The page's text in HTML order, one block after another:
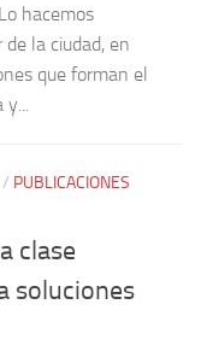
hacemos
la ciudad, en
que forman el
/ PUBLICACIONES
clase
soluciones